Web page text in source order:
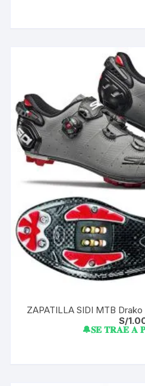
ZAPATILLA SIDI MTB
S/
🔔𝐒𝐄 𝐓𝐑𝐀𝐄 𝐀